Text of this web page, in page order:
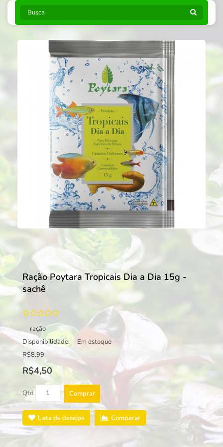
Ração Poytara Tropicais Dia a Dia 15g -
sachê
ração
Disponibilidade:
Em estoque
R$8,99
R$4,50
Qtd Comprar
Lista de desejos Comparar